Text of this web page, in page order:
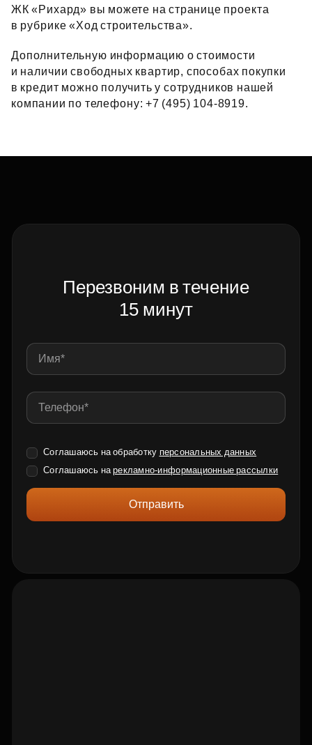
ЖК «Рихард» вы можете на странице проекта
в рубрике «Ход строительства».
Дополнительную информацию о стоимости
и наличии свободных квартир, способах покупки
в кредит можно получить у сотрудников нашей
компании по телефону: +7 (495) 104‑8919.
Перезвоним в течение
15 минут
Соглашаюсь на обработку персональных данных
Соглашаюсь нарекламно-информационные рассылки
Отправить